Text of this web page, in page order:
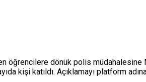
öğrencilere dönük polis
kişi katıldı. Açıklamayı platform